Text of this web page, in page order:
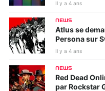
Il y a 4 ans
NEWS
Atlus se
Persona sur
Il y a 4 ans
NEWS
Red Dead
par Rockstar